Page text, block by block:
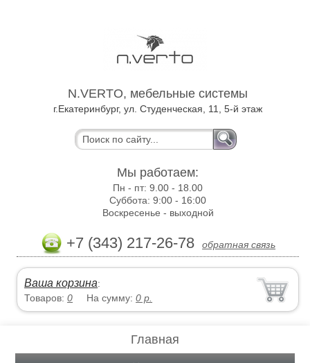
N.VERTO, мебельные системы
г.Екатеринбург, ул. Студенческая, 11, 5-й этаж
Мы работаем:
Пн - пт:9.00 - 18.00
Суббота:9:00 - 16:00
Воскресенье - выходной
+7 (343) 217-26-78 обратная связь
Ваша корзина:
Товаров:0 На сумму:0 р.
Главная